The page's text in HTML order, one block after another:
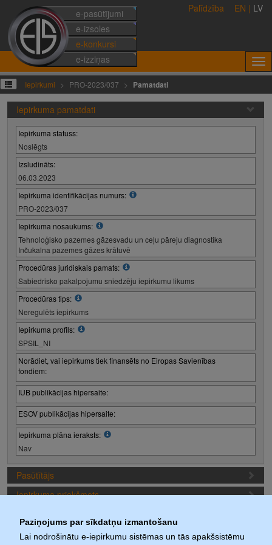
Paziņojums par sīkdatņu izmantošanu
Lai nodrošinātu e-iepirkumu sistēmas un tās apakšsistēmu
e-pasūtījumi
e-izsoles
e-konkursi
e-izziņas
Palīdzība EN | LV
Iepirkumi PRO-2023/037 Pamatdati
Iepirkuma pamatdati
Iepirkuma statuss:
Noslēgts
Izsludināts:
06.03.2023
Iepirkuma identifikācijas numurs:
PRO-2023/037
Iepirkuma nosaukums:
Tehnoloģisko pazemes gāzesvadu un ceļu pāreju diagnostika
Inčukalna pazemes gāzes krātuvē
Procedūras juridiskais pamats:
Sabiedrisko pakalpojumu sniedzēju iepirkumu likums
Procedūras tips:
Neregulēts iepirkums
Iepirkuma profils:
SPSIL_NI
Norādiet, vai iepirkums tiek finansēts no Eiropas Savienības
fondiem:
IUB publikācijas hipersaite:
ESOV publikācijas hipersaite:
Iepirkuma plāna ieraksts:
Nav
Pasūtītājs
Iepirkuma priekšmets
Iepirkuma termiņi (1. iepirkuma posms)